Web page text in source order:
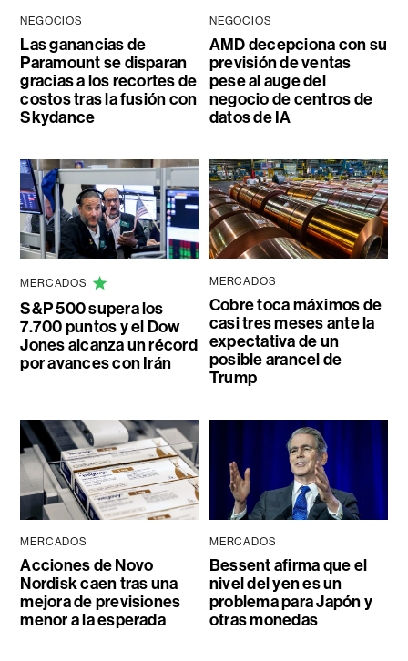
NEGOCIOS
Las ganancias de
Paramount se disparan
gracias a los recortes de
costos tras la fusión con
Skydance
NEGOCIOS
AMD decepciona con su
previsión de ventas
pese al auge del
negocio de centros de
datos de IA
MERCADOS
S&P 500 supera los
7.700 puntos y el Dow
Jones alcanza un récord
por avances con Irán
MERCADOS
Cobre toca máximos de
casi tres meses ante la
expectativa de un
posible arancel de
Trump
MERCADOS
Acciones de Novo
Nordisk caen tras una
mejora de previsiones
menor a la esperada
MERCADOS
Bessent afirma que el
nivel del yen es un
problema para Japón y
otras monedas